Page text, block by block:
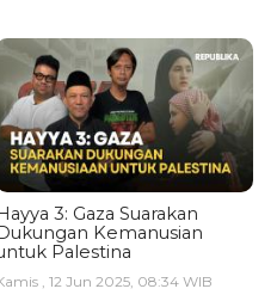
3: Gaza Suarakan
Kemanusian
Palestina
, 12 Jun 2025, 08:34 WIB